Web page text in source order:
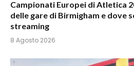
Campionati Europei di Atletica
delle gare di Birmigham e dove
streaming
8 Agosto 2026